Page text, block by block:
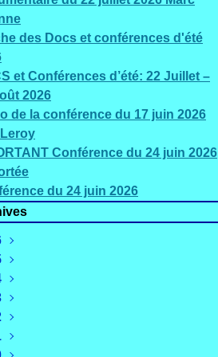
des Docs et conférences d'été
et Conférences d’été: 22 Juillet –
2026
de la conférence du 17 juin 2026
Conférence du 24 juin 2026
du 24 juin 2026
(2)